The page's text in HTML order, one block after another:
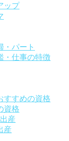
ップ
・パート
・仕事の特徴
すすめの資格
資格
産
産